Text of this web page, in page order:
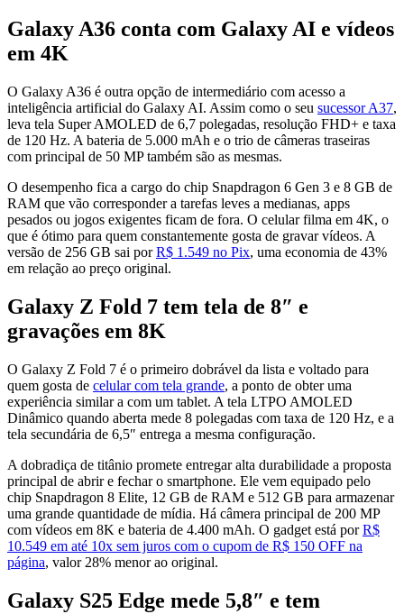
Galaxy A36 conta com Galaxy AI e vídeos
em 4K
O Galaxy A36 é outra opção de intermediário com acesso a
inteligência artificial do Galaxy AI. Assim como o seu sucessor A37,
leva tela Super AMOLED de 6,7 polegadas, resolução FHD+ e taxa
de 120 Hz. A bateria de 5.000 mAh e o trio de câmeras traseiras
com principal de 50 MP também são as mesmas.
O desempenho fica a cargo do chip Snapdragon 6 Gen 3 e 8 GB de
RAM que vão corresponder a tarefas leves a medianas, apps
pesados ou jogos exigentes ficam de fora. O celular filma em 4K, o
que é ótimo para quem constantemente gosta de gravar vídeos. A
versão de 256 GB sai porR$ 1.549 no Pix, uma economia de 43%
em relação ao preço original.
Galaxy Z Fold 7 tem tela de 8″ e
gravações em 8K
O Galaxy Z Fold 7 é o primeiro dobrável da lista e voltado para
quem gosta de celular com tela grande, a ponto de obter uma
experiência similar a com um tablet. A tela LTPO AMOLED
Dinâmico quando aberta mede 8 polegadas com taxa de 120 Hz, e a
tela secundária de 6,5″ entrega a mesma configuração.
A dobradiça de titânio promete entregar alta durabilidade a proposta
principal de abrir e fechar o smartphone. Ele vem equipado pelo
chip Snapdragon 8 Elite, 12 GB de RAM e 512 GB para armazenar
uma grande quantidade de mídia. Há câmera principal de 200 MP
com vídeos em 8K e bateria de 4.400 mAh. O gadget está porR$
10.549 em até 10x sem juros com o cupom de R$ 150 OFF na
página, valor 28% menor ao original.
Galaxy S25 Edge mede 5,8″ e tem